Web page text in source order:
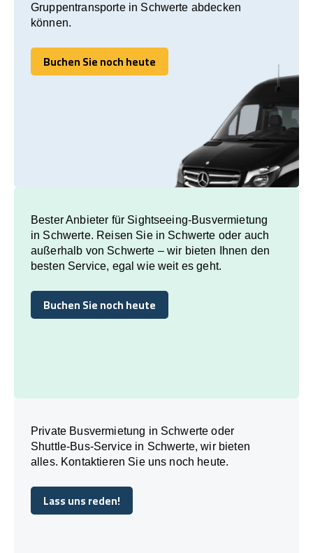
Gruppentransporte in Schwerte abdecken
können.
Buchen Sie noch heute
Buchen Sie noch heute
Bester Anbieter für Sightseeing-Busvermietung
in Schwerte. Reisen Sie in Schwerte oder auch
außerhalb von Schwerte – wir bieten Ihnen den
besten Service, egal wie weit es geht.
Buchen Sie noch heute
Buchen Sie noch heute
Private Busvermietung in Schwerte oder
Shuttle-Bus-Service in Schwerte, wir bieten
alles. Kontaktieren Sie uns noch heute.
Lass uns reden!
Lass uns reden!